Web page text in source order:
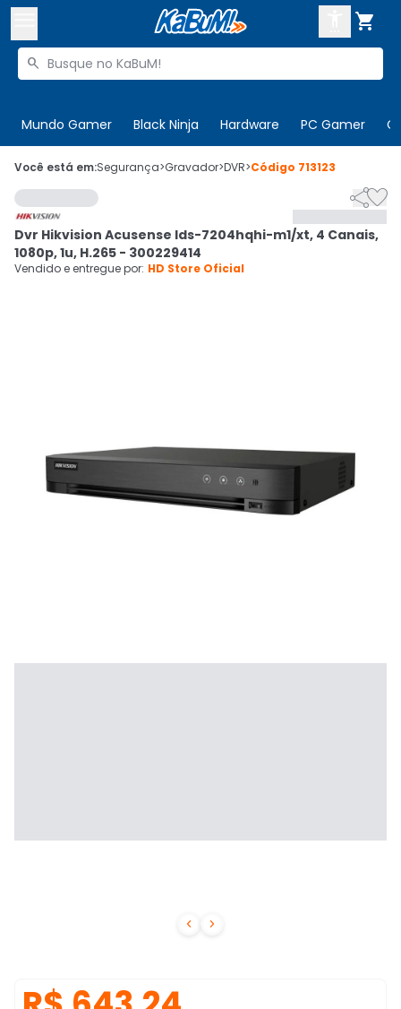

Buscar produtos

Mundo Gamer Black Ninja Hardware PC Gamer
 Olá. Acesse sua conta
 Departamentos
 Cupons
CADASTRE-SE
Você está em:Segurança>Gravador>DVR>Código 713123
 

Dvr Hikvision Acusense Ids-7204hqhi-m1/xt, 4 Canais,
1080p, 1u, H.265 - 300229414
Vendido e entregue por: HD Store Oficial